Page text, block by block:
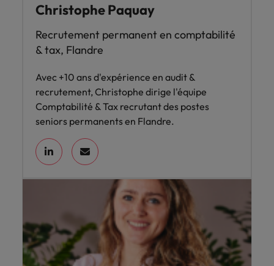
Christophe Paquay
Recrutement permanent en comptabilité
& tax, Flandre
Avec +10 ans d'expérience en audit &
recrutement, Christophe dirige l'équipe
Comptabilité & Tax recrutant des postes
seniors permanents en Flandre.